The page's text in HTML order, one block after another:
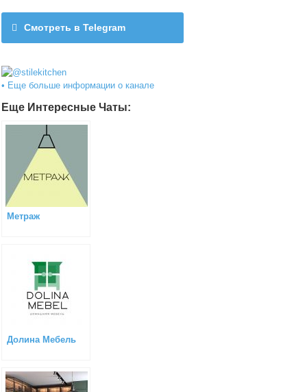
Смотреть в Telegram
• Еще больше информации о канале
Еще Интересные Чаты:
Метраж
Долина Мебель